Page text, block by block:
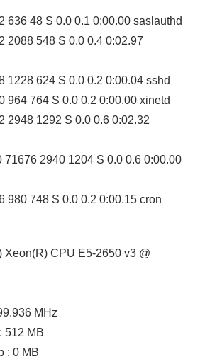
636 48 S 0.0 0.1 0:00.00 saslauthd
2088 548 S 0.0 0.4 0:02.97
1228 624 S 0.0 0.2 0:00.04 sshd
964 764 S 0.0 0.2 0:00.00 xinetd
2948 1292 S 0.0 0.6 0:02.32
71676 2940 1204 S 0.0 0.6 0:00.00
980 748 S 0.0 0.2 0:00.15 cron
Xeon(R) CPU E5-2650 v3 @
MHz
512 MB
: 0 MB